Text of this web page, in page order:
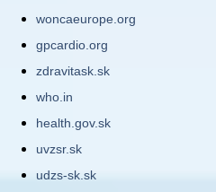
woncaeurope.org
gpcardio.org
zdravitask.sk
who.in
health.gov.sk
uvzsr.sk
udzs-sk.sk